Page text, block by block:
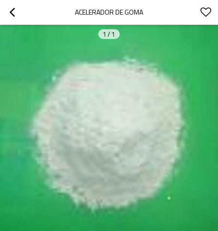
ACELERADOR DE GOMA
1 / 1